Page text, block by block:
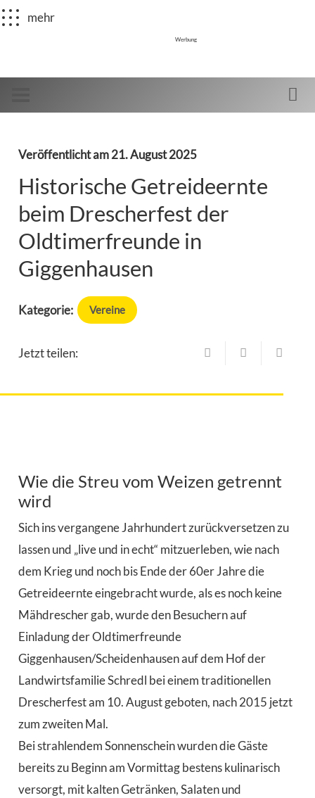
mehr
Werbung
Veröffentlicht am21. August 2025
Historische Getreideernte
beim Drescherfest der
Oldtimerfreunde in
Giggenhausen
Kategorie: Vereine
Jetzt teilen:
Wie die Streu vom Weizen getrennt
wird
Sich ins vergangene Jahrhundert zurückversetzen zu
lassen und „live und in echt“ mitzuerleben, wie nach
dem Krieg und noch bis Ende der 60er Jahre die
Getreideernte eingebracht wurde, als es noch keine
Mähdrescher gab, wurde den Besuchern auf
Einladung der Oldtimerfreunde
Giggenhausen/Scheidenhausen auf dem Hof der
Landwirtsfamilie Schredl bei einem traditionellen
Drescherfest am 10. August geboten, nach 2015 jetzt
zum zweiten Mal.
Bei strahlendem Sonnenschein wurden die Gäste
bereits zu Beginn am Vormittag bestens kulinarisch
versorgt, mit kalten Getränken, Salaten und